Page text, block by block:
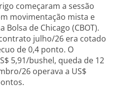
começaram a sessão
movimentação mista e
de Chicago (CBOT).
julho/26 era cotado
de 0,4 ponto. O
5,91/bushel, queda de 12
26 operava a US$